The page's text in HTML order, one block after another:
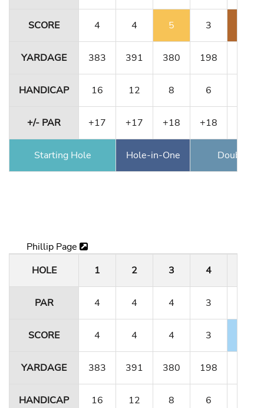
SCORE 4 4 5 3
YARDAGE 383 391 380 198
HANDICAP 16 12 8 6
+/- PAR +17 +17 +18 +18
Starting Hole Hole-in-One Double
Phillip Page
HOLE
1 2 3 4
PAR 4 4 4 3
SCORE 4 4 4 3
YARDAGE 383 391 380 198
HANDICAP 16 12 8 6